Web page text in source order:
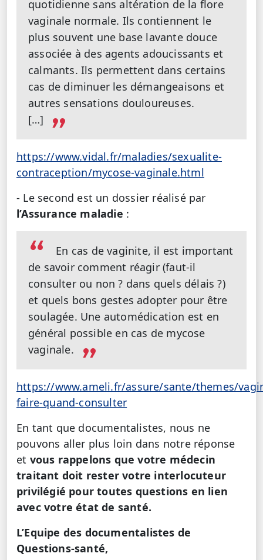
quotidienne sans altération de la flore
vaginale normale. Ils contiennent le
plus souvent une base lavante douce
associée à des agents adoucissants et
calmants. Ils permettent dans certains
cas de diminuer les démangeaisons et
autres sensations douloureuses.
[…]
https://www.vidal.fr/maladies/sexualite-
contraception/mycose-vaginale.html
- Le second est un dossier réalisé par
l’Assurance maladie :
En cas de vaginite, il est important
de savoir comment réagir (faut-il
consulter ou non ? dans quels délais ?)
et quels bons gestes adopter pour être
soulagée. Une automédication est en
général possible en cas de mycose
vaginale.
https://www.ameli.fr/assure/sante/themes/
faire-quand-consulter
En tant que documentalistes, nous ne
pouvons aller plus loin dans notre réponse
et vous rappelons que votre médecin
traitant doit rester votre interlocuteur
privilégié pour toutes questions en lien
avec votre état de santé.
L’Equipe des documentalistes de
Questions-santé,